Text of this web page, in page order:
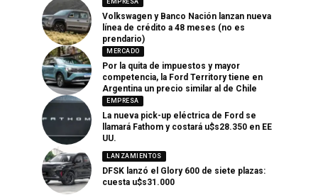
EMPRESA
Volkswagen y Banco Nación lanzan nueva
línea de crédito a 48 meses (no es
prendario)
MERCADO
Por la quita de impuestos y mayor
competencia, la Ford Territory tiene en
Argentina un precio similar al de Chile
EMPRESA
La nueva pick-up eléctrica de Ford se
llamará Fathom y costará u$s28.350 en EE
UU.
LANZAMIENTOS
DFSK lanzó el Glory 600 de siete plazas:
cuesta u$s31.000